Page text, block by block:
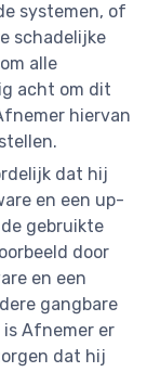
systemen, of
schadelijke
alle
acht om dit
hiervan
dat hij
en een up-
gebruikte
door
en een
gangbare
Afnemer er
dat hij